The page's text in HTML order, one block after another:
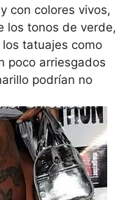
con colores vivos,
los tonos de verde,
tatuajes como
poco arriesgados
podrían no